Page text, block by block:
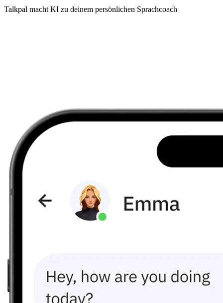
Talkpal macht KI zu deinem persönlichen Sprachcoach